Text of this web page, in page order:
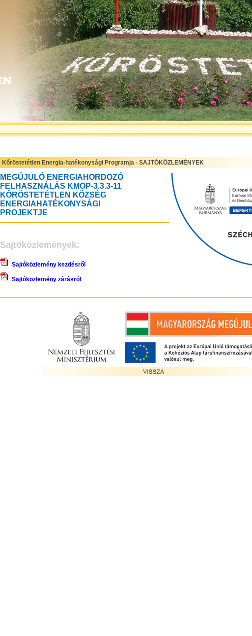
Kőröstetétlen Energia-hatékonysági Programja - SAJTÓKÖZLEMÉNYEK
MEGÚJULÓ ENERGIAHORDOZÓ
FELHASZNÁLÁS KMOP-3.3.3-11
KŐRÖSTETÉTLEN KÖZSÉG
ENERGIAHATÉKONYSÁGI
PROJEKTJE
Sajtóközlemények:
Sajtóközlemény kezdésről
Sajtóközlemény zárásról